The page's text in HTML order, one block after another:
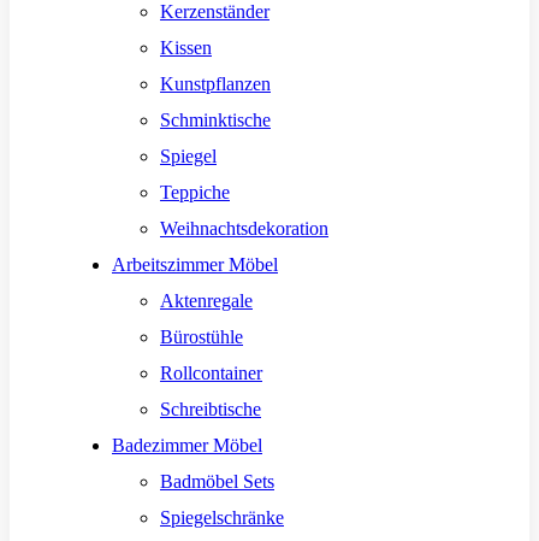
Kerzenständer
Kissen
Kunstpflanzen
Schminktische
Spiegel
Teppiche
Weihnachtsdekoration
Arbeitszimmer Möbel
Aktenregale
Bürostühle
Rollcontainer
Schreibtische
Badezimmer Möbel
Badmöbel Sets
Spiegelschränke